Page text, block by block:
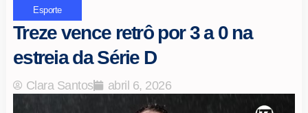
Esporte
Treze vence retrô por 3 a 0 na
estreia da Série D
Clara Santos abril 6, 2026